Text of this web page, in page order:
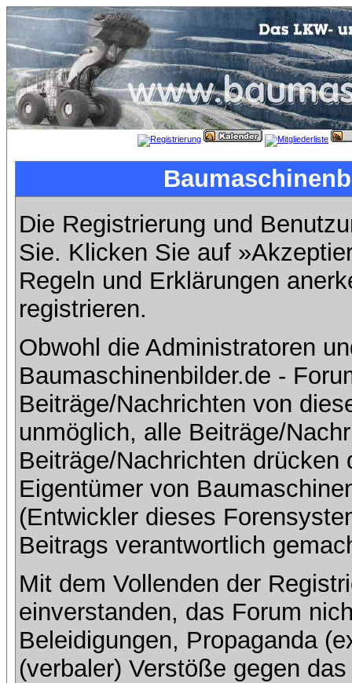
Die Registrierung und
Sie. Klicken Sie auf
Regeln und Erklärungen
registrieren.
Obwohl die Administratoren
Baumaschinenbilder.de -
Beiträge/Nachrichten von
unmöglich, alle Beiträge/
Beiträge/Nachrichten
Eigentümer von
(Entwickler dieses
Beitrags verantwortlich
Mit dem Vollenden der
einverstanden, das Forum
Beleidigungen, Propaganda
(verbaler) Verstöße gegen